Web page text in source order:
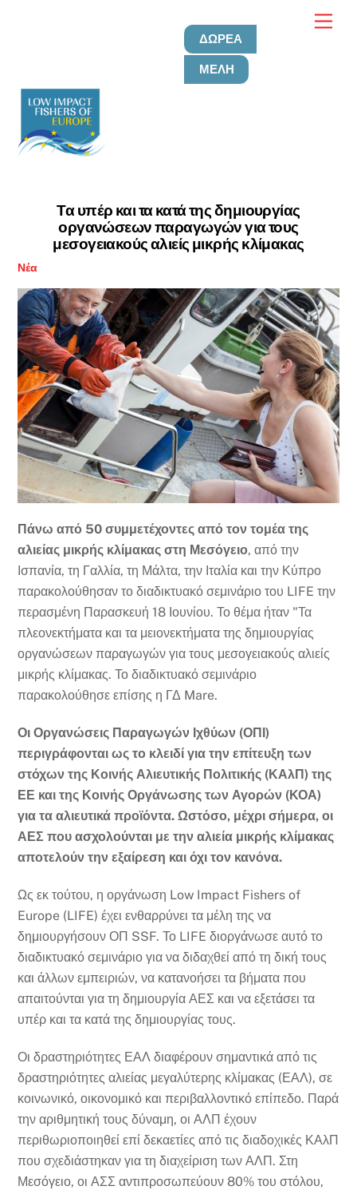
ΔΩΡΕΆ
ΜΈΛΗ
Τα υπέρ και τα κατά της δημιουργίας
οργανώσεων παραγωγών για τους
μεσογειακούς αλιείς μικρής κλίμακας
Νέα
Πάνω από 50 συμμετέχοντες από τον τομέα της
αλιείας μικρής κλίμακας στη Μεσόγειο, από την
Ισπανία, τη Γαλλία, τη Μάλτα, την Ιταλία και την Κύπρο
παρακολούθησαν το διαδικτυακό σεμινάριο του LIFE την
περασμένη Παρασκευή 18 Ιουνίου. Το θέμα ήταν "Τα
πλεονεκτήματα και τα μειονεκτήματα της δημιουργίας
οργανώσεων παραγωγών για τους μεσογειακούς αλιείς
μικρής κλίμακας. Το διαδικτυακό σεμινάριο
παρακολούθησε επίσης η ΓΔ Mare.
Οι Οργανώσεις Παραγωγών Ιχθύων (ΟΠΙ)
περιγράφονται ως το κλειδί για την επίτευξη των
στόχων της Κοινής Αλιευτικής Πολιτικής (ΚΑλΠ) της
ΕΕ και της Κοινής Οργάνωσης των Αγορών (ΚΟΑ)
για τα αλιευτικά προϊόντα. Ωστόσο, μέχρι σήμερα, οι
ΑΕΣ που ασχολούνται με την αλιεία μικρής κλίμακας
αποτελούν την εξαίρεση και όχι τον κανόνα.
Ως εκ τούτου, η οργάνωση Low Impact Fishers of
Europe (LIFE) έχει ενθαρρύνει τα μέλη της να
δημιουργήσουν ΟΠ SSF. Το LIFE διοργάνωσε αυτό το
διαδικτυακό σεμινάριο για να διδαχθεί από τη δική τους
και άλλων εμπειριών, να κατανοήσει τα βήματα που
απαιτούνται για τη δημιουργία ΑΕΣ και να εξετάσει τα
υπέρ και τα κατά της δημιουργίας τους.
Οι δραστηριότητες ΕΑΛ διαφέρουν σημαντικά από τις
δραστηριότητες αλιείας μεγαλύτερης κλίμακας (ΕΑΛ), σε
κοινωνικό, οικονομικό και περιβαλλοντικό επίπεδο. Παρά
την αριθμητική τους δύναμη, οι ΑΛΠ έχουν
περιθωριοποιηθεί επί δεκαετίες από τις διαδοχικές ΚΑλΠ
που σχεδιάστηκαν για τη διαχείριση των ΑΛΠ. Στη
Μεσόγειο, οι ΑΣΣ αντιπροσωπεύουν 80% του στόλου,